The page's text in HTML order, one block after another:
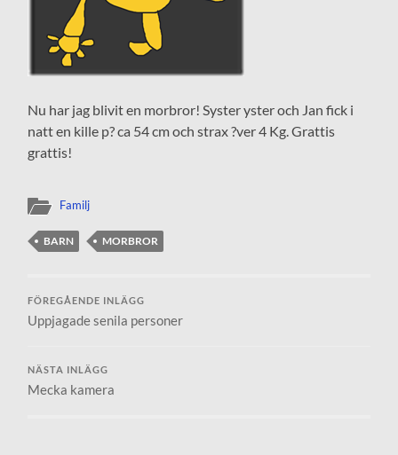
Nu har jag blivit en morbror! Syster yster och Jan fick i
natt en kille p? ca 54 cm och strax ?ver 4 Kg. Grattis
grattis!
Familj
BARN MORBROR
FÖREGÅENDE INLÄGG
Uppjagade senila personer
NÄSTA INLÄGG
Mecka kamera